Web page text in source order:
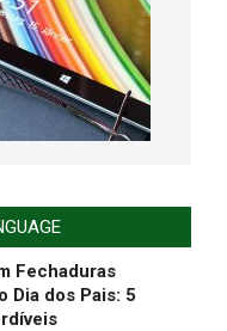
Fechaduras
Dia dos Pais: 5